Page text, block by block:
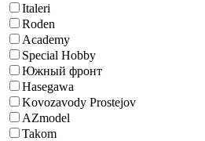
Italeri
Roden
Academy
Special Hobby
Южный фронт
Hasegawa
Kovozavody Prostejov
AZmodel
Takom